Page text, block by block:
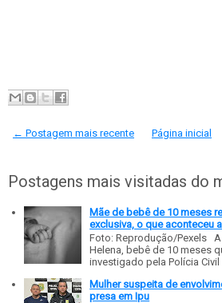
← Postagem mais recente Página inicial
Postagens mais visitadas do
Mãe de bebê de 10 meses
exclusiva, o que aconteceu
Foto: Reprodução/Pexels A
Helena, bebê de 10 meses
investigado pela Polícia
Mulher suspeita de
presa em Ipu